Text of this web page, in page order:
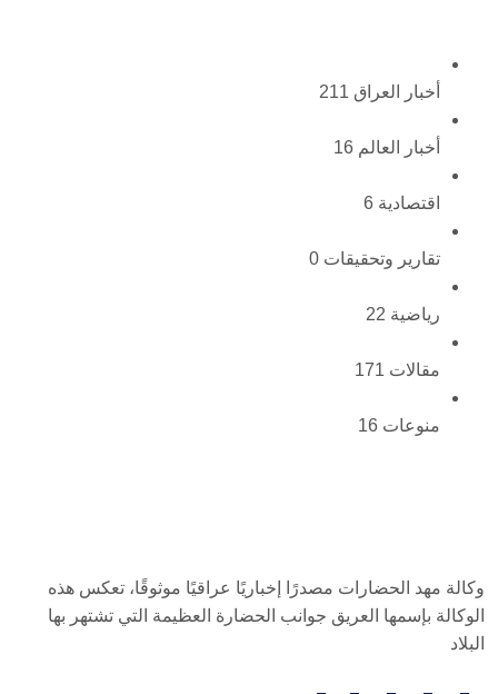
أخبار العراق 211
أخبار العالم 16
اقتصادية 6
تقارير وتحقيقات 0
رياضية 22
مقالات 171
منوعات 16
وكالة مهد الحضارات مصدرًا إخباريًا عراقيًا موثوقًا، تعكس هذه
الوكالة بإسمها العريق جوانب الحضارة العظيمة التي تشتهر بها
البلاد